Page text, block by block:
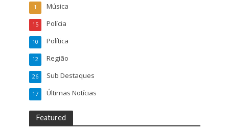
Música
1
Polícia
15
Política
10
Região
12
Sub Destaques
26
Últimas Notícias
17
Featured